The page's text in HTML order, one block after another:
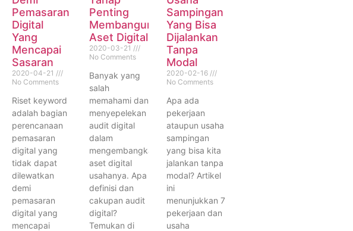
Pemasaran
Digital
Yang
Mencapai
Sasaran
2020-04-21
No Comments
Riset keyword
adalah bagian
perencanaan
pemasaran
digital yang
tidak dapat
dilewatkan
demi
pemasaran
digital yang
mencapai
Penting
Membangun
Aset Digital
2020-03-21
No Comments
Banyak yang
salah
memahami dan
menyepelekan
audit digital
dalam
mengembangkan
aset digital
usahanya. Apa
definisi dan
cakupan audit
digital?
Temukan di
Sampingan
Yang Bisa
Dijalankan
Tanpa
Modal
2020-02-16
No Comments
Apa ada
pekerjaan
ataupun usaha
sampingan
yang bisa kita
jalankan tanpa
modal? Artikel
ini
menunjukkan 7
pekerjaan dan
usaha